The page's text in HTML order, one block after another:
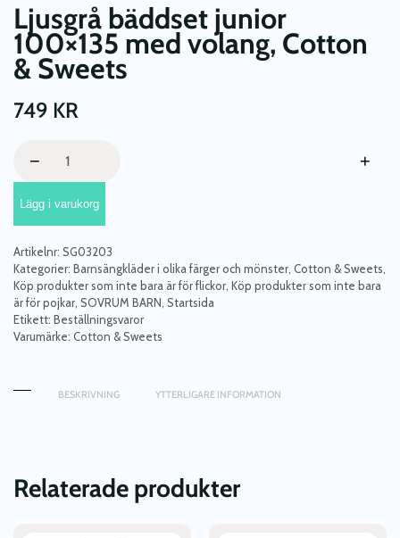
Ljusgrå bäddset junior
100×135 med volang, Cotton
& Sweets
749 KR
bäddset
junior
100x135
med
volang,
Cotton
&
Sweets
mängd
− +
Lägg i varukorg
Artikelnr: SG03203
Kategorier: Barnsängkläder i olika färger och mönster Cotton & Sweets
Köp produkter som inte bara är för flickor Köp produkter som inte bara
är för pojkar SOVRUM BARN Startsida
Etikett: Beställningsvaror
Varumärke: Cotton & Sweets
BESKRIVNING YTTERLIGARE INFORMATION
Relaterade produkter